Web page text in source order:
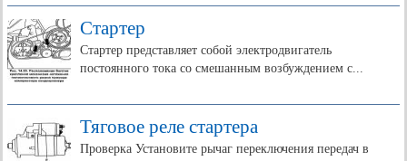
Стартер
Стартер представляет собой электродвигатель
постоянного тока со смешанным возбуждением с...
Тяговое реле стартера
Проверка Установите рычаг переключения передач в